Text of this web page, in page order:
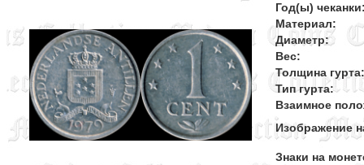
Год(ы)
Материал:
Диаметр:
Вес:
Толщина гурта:
Тип гурта:
Взаимное
Изображение
Знаки на